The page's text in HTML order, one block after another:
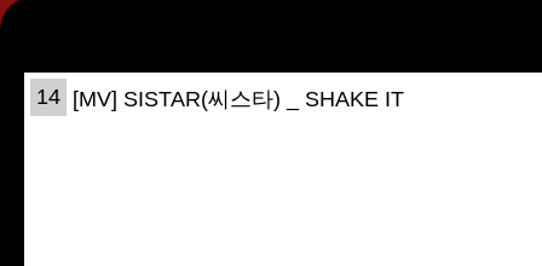
14 [MV] SISTAR(씨스타) _ SHAKE IT